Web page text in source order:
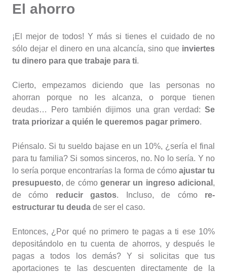
El ahorro
¡El mejor de todos! Y más si tienes el cuidado de no
sólo dejar el dinero en una alcancía, sino que inviertes
tu dinero para que trabaje para ti.
Cierto, empezamos diciendo que las personas no
ahorran porque no les alcanza, o porque tienen
deudas… Pero también dijimos una gran verdad: Se
trata priorizar a quién le queremos pagar primero.
Piénsalo. Si tu sueldo bajase en un 10%, ¿sería el final
para tu familia? Si somos sinceros, no. No lo sería. Y no
lo sería porque encontrarías la forma de cómo ajustar tu
presupuesto, de cómo generar un ingreso adicional ,
de cómo reducir gastos. Incluso, de cómo re-
estructurar tu deuda de ser el caso.
Entonces, ¿Por qué no primero te pagas a ti ese 10%
depositándolo en tu cuenta de ahorros, y después le
pagas a todos los demás? Y si solicitas que tus
aportaciones te las descuenten directamente de la